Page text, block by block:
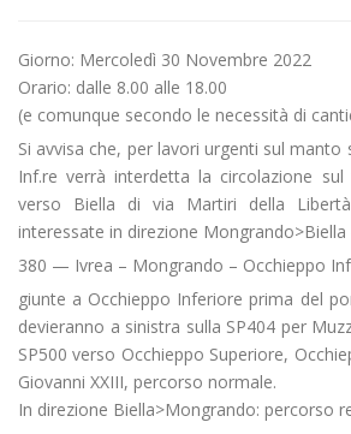
Giorno: Mercoledì 30 Novembre 2022
Orario: dalle 8.00 alle 18.00
(e comunque secondo le necessità di
Si avvisa che, per lavori urgenti sul manto
Inf.re verrà interdetta la circolazione
verso Biella di via Martiri della
interessate in direzione Mongrando>Biella
380 — Ivrea – Mongrando – Occhieppo
giunte a Occhieppo Inferiore prima del
devieranno a sinistra sulla SP404 per
SP500 verso Occhieppo Superiore,
Giovanni XXIII, percorso normale.
In direzione Biella>Mongrando: percorso